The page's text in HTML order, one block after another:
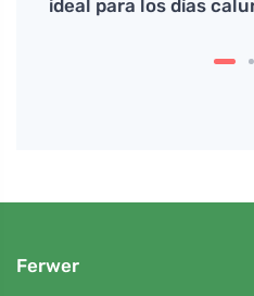
ideal para los días
Ferwer